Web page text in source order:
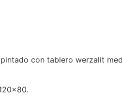
con tablero werzalit